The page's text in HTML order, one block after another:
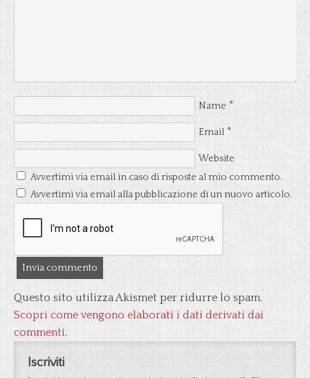
Name *
Email *
Website
Avvertimi via email in caso di risposte al mio commento.
Avvertimi via email alla pubblicazione di un nuovo articolo.
Questo sito utilizza Akismet per ridurre lo spam.
Scopri come vengono elaborati i dati derivati dai
commenti.
Iscriviti